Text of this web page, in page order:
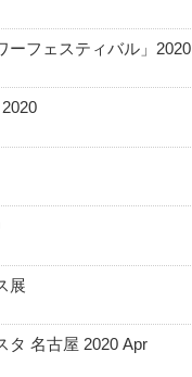
ーフェスティバル」2020
展
タ 名古屋 2020 Apr